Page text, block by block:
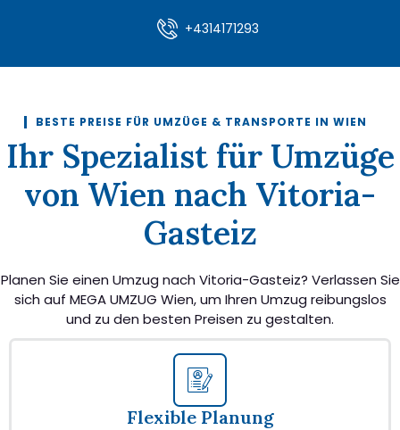
+4314171293
BESTE PREISE FÜR UMZÜGE & TRANSPORTE IN WIEN
Ihr Spezialist für Umzüge
von Wien nach Vitoria-
Gasteiz
Planen Sie einen Umzug nach Vitoria-Gasteiz? Verlassen Sie
sich auf MEGA UMZUG Wien, um Ihren Umzug reibungslos
und zu den besten Preisen zu gestalten.
Flexible Planung